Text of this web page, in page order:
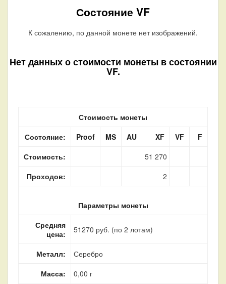
Состояние VF
К сожалению, по данной монете нет изображений.
Нет данных о стоимости монеты в состоянии
VF.
Стоимость монеты
Состояние:
Proof MS AU XF VF
F
Стоимость:
51 270
Проходов:
2
Параметры монеты
Средняя
цена:
51270 руб. (по 2 лотам)
Металл:
Серебро
Масса:
0,00 г